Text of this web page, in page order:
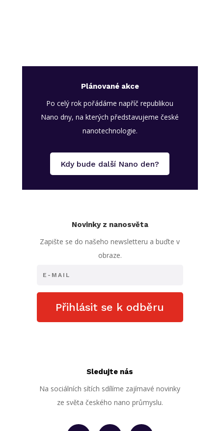
Plánované akce
Po celý rok pořádáme napříč republikou
Nano dny, na kterých představujeme české
nanotechnologie.
Kdy bude další Nano den?
Novinky z nanosvěta
Zapište se do našeho newsletteru a buďte v
obraze.
Přihlásit se k odběru
Sledujte nás
Na sociálních sítích sdílíme zajímavé novinky
ze světa českého nano průmyslu.